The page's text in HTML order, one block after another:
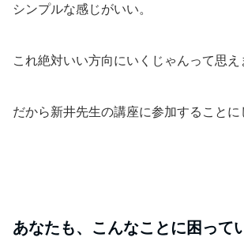
シンプルな感じがいい。
これ絶対いい方向にいくじゃんって思え
だから新井先生の講座に参加することに
あなたも、こんなことに困って